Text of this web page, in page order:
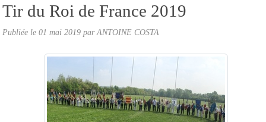
Tir du Roi de France 2019
Publiée le 01 mai 2019 par ANTOINE COSTA